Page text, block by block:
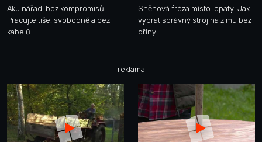
Aku nářadí bez kompromisů:
Pracujte tiše, svobodně a bez
kabelů
Sněhová fréza místo lopaty: Jak
vybrat správný stroj na zimu bez
dřiny
reklama